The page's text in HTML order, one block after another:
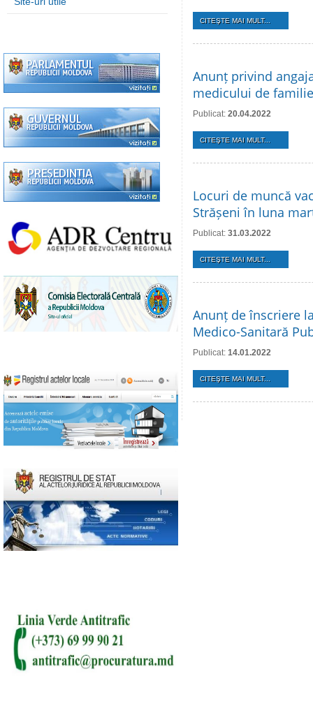
CITEŞTE MAI MULT...
Anunț privind
medicului de
Publicat: 20.04.2022
CITEŞTE MAI MULT...
Locuri de muncă
Strășeni în luna
Publicat: 31.03.2022
CITEŞTE MAI MULT...
Anunț de înscriere
Medico-Sanitară
Publicat: 14.01.2022
CITEŞTE MAI MULT...